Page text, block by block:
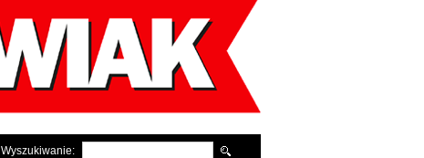
Wyszukiwanie: